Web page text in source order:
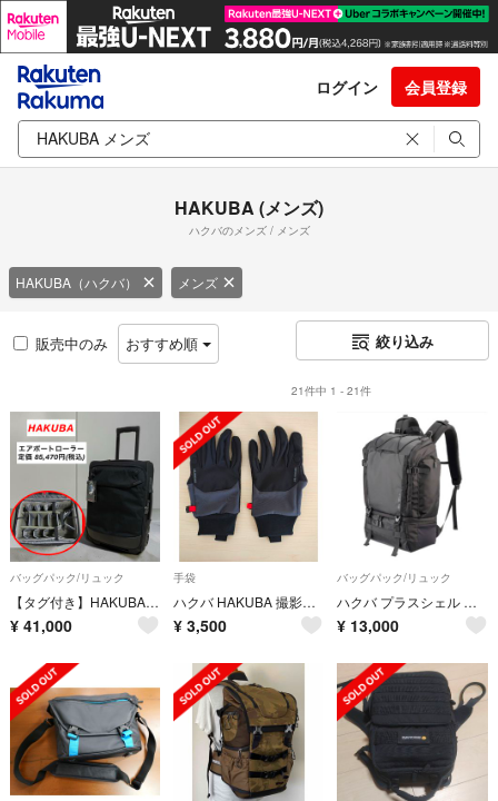
ログイン 会員登録
HAKUBA (メンズ)
ハクバのメンズ / メンズ
HAKUBA（ハクバ） メンズ
販売中のみ おすすめ順 絞り込み
21件中 1 - 21件
バッグパック/リュック
【タグ付き】HAKUBA / エアポートローラー X-Pac / カメラキャリー
¥ 41,000
手袋
ハクバ HAKUBA 撮影用手袋 エブリデイフォトグローブ [Mサイズ ブラック
¥ 3,500
バッグパック/リュック
ハクバ プラスシェル トレック 04 バックパック 18 カメラバッグ
¥ 13,000